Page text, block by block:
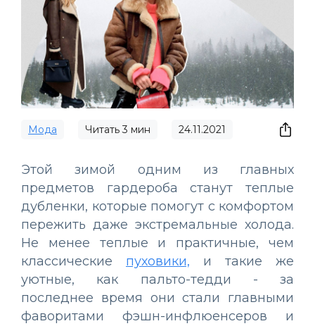
Мода Читать3 мин 24.11.2021
Этой зимой одним из главных
предметов гардероба станут теплые
дубленки, которые помогут с комфортом
пережить даже экстремальные холода.
Не менее теплые и практичные, чем
классические пуховики, и такие же
уютные, как пальто-тедди - за
последнее время они стали главными
фаворитами фэшн-инфлюенсеров и